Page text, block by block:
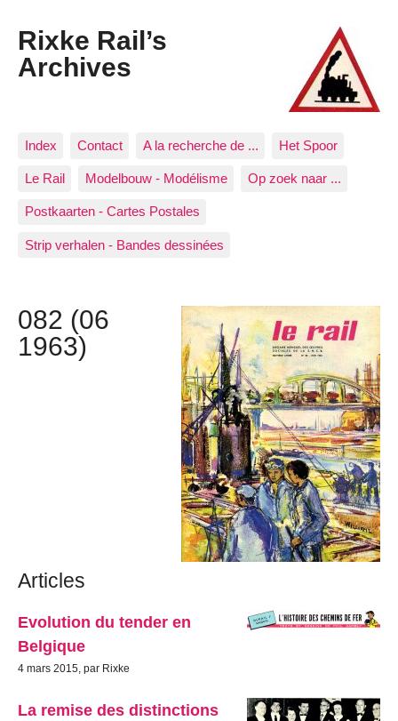
Rixke Rail’s
Archives
Index Contact A la recherche de ... Het Spoor
Le Rail Modelbouw - Modélisme Op zoek naar ...
Postkaarten - Cartes Postales
Strip verhalen - Bandes dessinées
082 (06
1963)
Articles
Evolution du tender en
Belgique
4 mars 2015, par Rixke
La remise des distinctions